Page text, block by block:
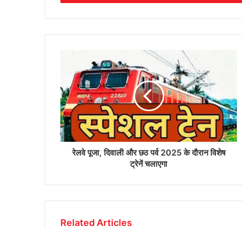
रेलवे पूजा, दिवाली और छठ पर्व 2025 के दौरान विशेष
ट्रेनें चलाएगा
Related Articles